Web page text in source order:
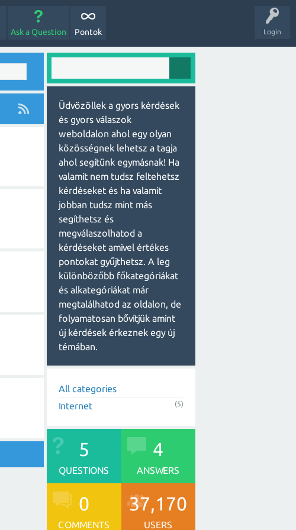
Login
Ask a Question Pontok
Üdvözöllek a gyors kérdések
és gyors válaszok
weboldalon ahol egy olyan
közösségnek lehetsz a tagja
ahol segítünk egymásnak! Ha
valamit nem tudsz feltehetsz
kérdéseket és ha valamit
jobban tudsz mint más
segíthetsz és
megválaszolhatod a
kérdéseket amivel értékes
pontokat gyűjthetsz. A leg
különbözőbb főkategóriákat
és alkategóriákat már
megtalálhatod az oldalon, de
folyamatosan bővítjük amint
új kérdések érkeznek egy új
témában.
All categories
Internet
(5)
5
QUESTIONS
4
ANSWERS
0
COMMENTS
37,170
USERS